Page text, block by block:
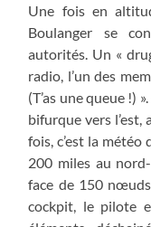
Une fois en
Boulanger se
autorités. Un «
radio, l’un des
(T’as une queue !)
bifurque vers l’est,
fois, c’est la météo
200 miles au
face de 150
cockpit, le pilote